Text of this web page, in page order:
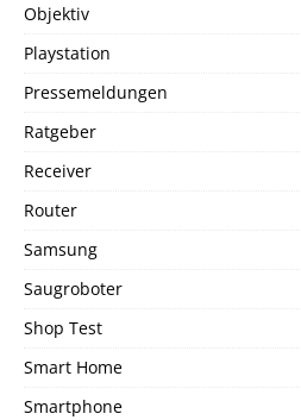
Objektiv
Playstation
Pressemeldungen
Ratgeber
Receiver
Router
Samsung
Saugroboter
Shop Test
Smart Home
Smartphone